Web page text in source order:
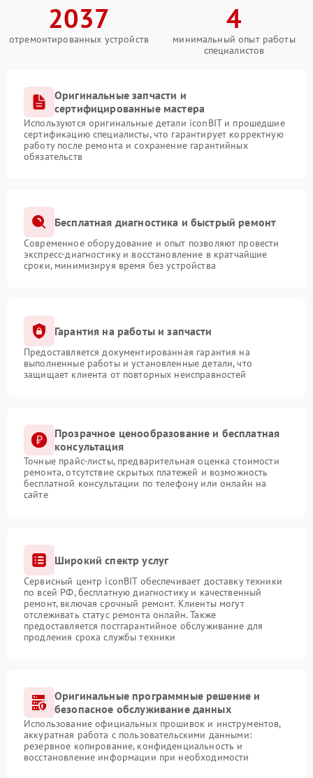
2037
отремонтированных устройств
4
минимальный опыт работы
специалистов
Оригинальные запчасти и
сертифицированные мастера
Используются оригинальные детали iconBIT и прошедшие
сертификацию специалисты, что гарантирует корректную
работу после ремонта и сохранение гарантийных
обязательств
Бесплатная диагностика и быстрый ремонт
Современное оборудование и опыт позволяют провести
экспресс-диагностику и восстановление в кратчайшие
сроки, минимизируя время без устройства
Гарантия на работы и запчасти
Предоставляется документированная гарантия на
выполненные работы и установленные детали, что
защищает клиента от повторных неисправностей
Прозрачное ценообразование и бесплатная
консультация
Точные прайс-листы, предварительная оценка стоимости
ремонта, отсутствие скрытых платежей и возможность
бесплатной консультации по телефону или онлайн на
сайте
Широкий спектр услуг
Сервисный центр iconBIT обеспечивает доставку техники
по всей РФ, бесплатную диагностику и качественный
ремонт, включая срочный ремонт. Клиенты могут
отслеживать статус ремонта онлайн. Также
предоставляется постгарантийное обслуживание для
продления срока службы техники
Оригинальные программные решение и
безопасное обслуживание данных
Использование официальных прошивок и инструментов,
аккуратная работа с пользовательскими данными:
резервное копирование, конфиденциальность и
восстановление информации при необходимости